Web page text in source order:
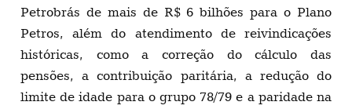
Petrobrás de mais de R$ 6 bilhões para o Plano
Petros, além do atendimento de reivindicações
históricas, como a correção do cálculo das
pensões, a contribuição paritária, a redução do
limite de idade para o grupo 78/79 e a paridade na